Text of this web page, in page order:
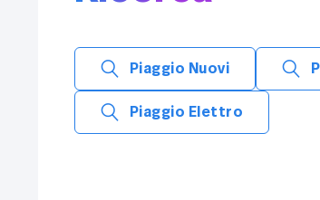
Piaggio Nuovi
Piaggio Elettro